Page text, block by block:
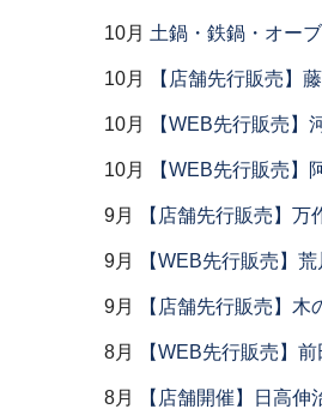
10月 土鍋・鉄鍋・オー
10月 【店舗先行販売】
10月 【WEB先行販売】
10月 【WEB先行販売】
9月 【店舗先行販売】万
9月 【WEB先行販売】
9月 【店舗先行販売】木
8月 【WEB先行販売】
8月 【店舗開催】日高